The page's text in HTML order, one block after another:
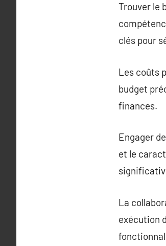
Trouver le
clés pour
Les coûts
budget
finances.
Engager
et le
La
exécution